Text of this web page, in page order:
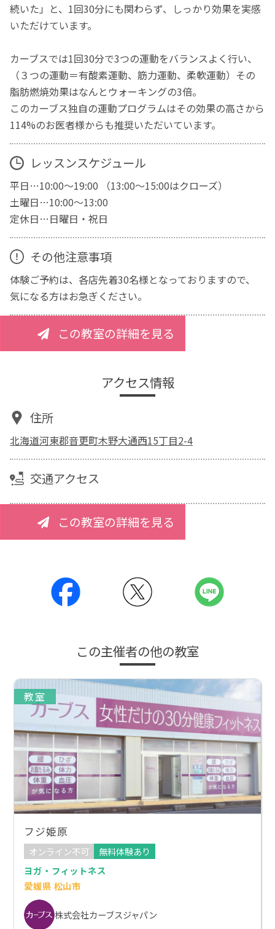
続いた」と、1回30分にも関わらず、しっかり効果を実感
いただけています。
カーブスでは1回30分で3つの運動をバランスよく行い、
（３つの運動＝有酸素運動、筋力運動、柔軟運動）その
脂肪燃焼効果はなんとウォーキングの3倍。
このカーブス独自の運動プログラムはその効果の高さから
114%のお医者様からも推奨いただいています。
レッスンスケジュール
平日…10:00～19:00 （13:00～15:00はクローズ）
土曜日…10:00～13:00
定休日…日曜日・祝日
その他注意事項
体験ご予約は、各店先着30名様となっておりますので、
気になる方はお急ぎください。
この教室の詳細を見る
アクセス情報
住所
北海道河東郡音更町木野大通西15丁目2-4
交通アクセス
この教室の詳細を見る
この主催者の他の教室
教室
フジ姫原
オンライン不可
無料体験あり
ヨガ・フィットネス
愛媛県 松山市
株式会社カーブスジャパン